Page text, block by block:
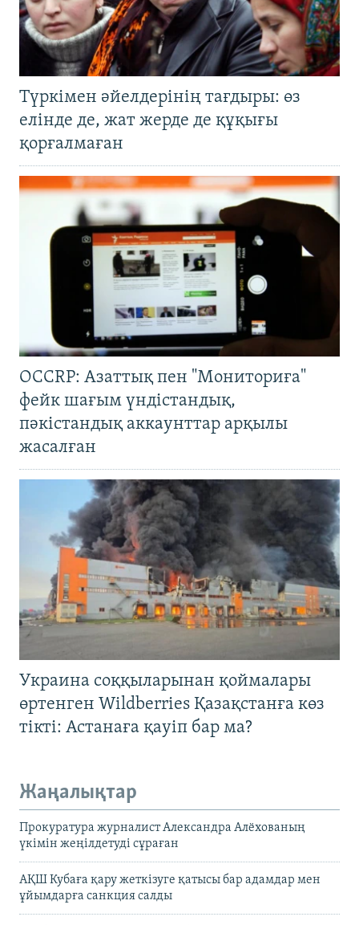
Түркімен әйелдерінің тағдыры: өз
елінде де, жат жерде де құқығы
қорғалмаған
OCCRP: Азаттық пен "Мониториға"
фейк шағым үндістандық,
пәкістандық аккаунттар арқылы
жасалған
Украина соққыларынан қоймалары
өртенген Wildberries Қазақстанға көз
тікті: Астанаға қауіп бар ма?
Жаңалықтар
Прокуратура журналист Александра Алёхованың
үкімін жеңілдетуді сұраған
АҚШ Кубаға қару жеткізуге қатысы бар адамдар мен
ұйымдарға санкция салды